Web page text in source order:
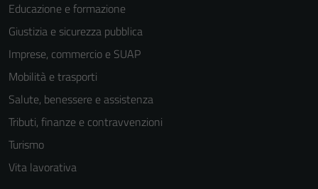
Educazione e formazione
Giustizia e sicurezza pubblica
Imprese, commercio e SUAP
Mobilità e trasporti
Salute, benessere e assistenza
Tributi, finanze e contravvenzioni
Turismo
Vita lavorativa